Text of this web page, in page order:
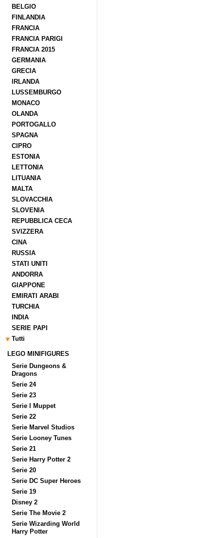
BELGIO
FINLANDIA
FRANCIA
FRANCIA PARIGI
FRANCIA 2015
GERMANIA
GRECIA
IRLANDA
LUSSEMBURGO
MONACO
OLANDA
PORTOGALLO
SPAGNA
CIPRO
ESTONIA
LETTONIA
LITUANIA
MALTA
SLOVACCHIA
SLOVENIA
REPUBBLICA CECA
SVIZZERA
CINA
RUSSIA
STATI UNITI
ANDORRA
GIAPPONE
EMIRATI ARABI
TURCHIA
INDIA
SERIE PAPI
Tutti
LEGO MINIFIGURES
Serie Dungeons &
Dragons
Serie 24
Serie 23
Serie I Muppet
Serie 22
Serie Marvel Studios
Serie Looney Tunes
Serie 21
Serie Harry Potter 2
Serie 20
Serie DC Super Heroes
Serie 19
Disney 2
Serie The Movie 2
Serie Wizarding World
Harry Potter